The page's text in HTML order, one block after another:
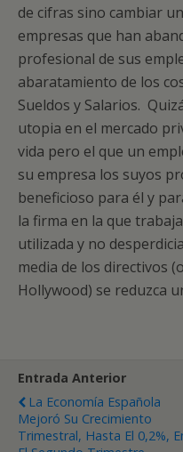
de cifras sino cambiar
empresas que han
profesional de sus
abaratamiento de los
Sueldos y Salarios.
utopia en el mercado
vida pero el que un
su empresa los suyos
beneficioso para él y
la firma en la que
utilizada y no
media de los directivos
Hollywood) se reduzca
Entrada Anterior
La Economía Española
Mejoró Su Crecimiento
Trimestral, Hasta El 0,2%,